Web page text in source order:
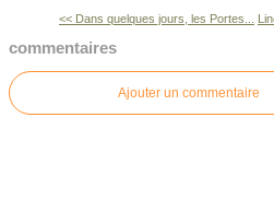
<< Dans quelques jours, les Portes...
commentaires
Ajouter un commentaire